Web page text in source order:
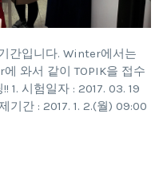
간입니다. Winter에서는
와서 같이 TOPIK을 접수
1. 시험일자 : 2017. 03. 19
기간 : 2017. 1. 2.(월) 09:00